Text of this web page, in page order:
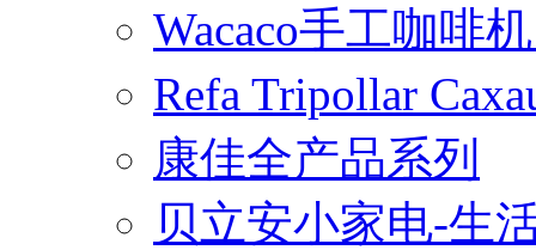
Wacaco手工咖啡
Refa Tripollar
康佳全产品系列
贝立安小家电-生